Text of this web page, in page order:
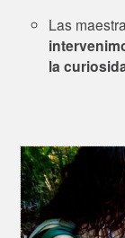
Las
la